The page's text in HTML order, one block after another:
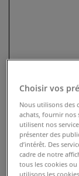
Choisir vos
Nous utilisons des
achats, fournir nos
utilisent nos
présenter des
d’intérêt. Des
cadre de notre
tous les cookies